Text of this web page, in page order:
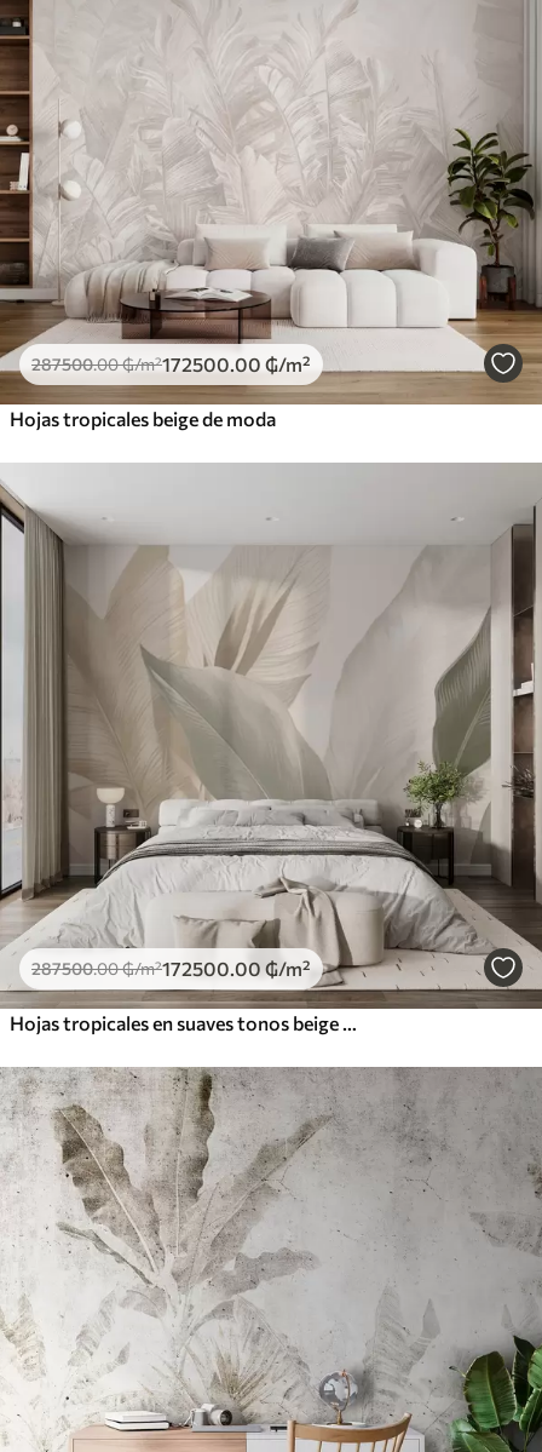
287500.00₲/m²172500 .00 ₲/m²
Hojas tropicales beige de moda
287500.00₲/m²172500 .00 ₲/m²